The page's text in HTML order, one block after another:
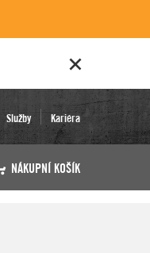
Služby Kariéra
NÁKUPNÍ KOŠÍK